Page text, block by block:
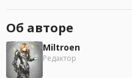
Об авторе
Miltroen
Редактор